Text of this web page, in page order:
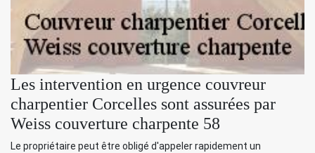
Les intervention en urgence couvreur
charpentier Corcelles sont assurées par
Weiss couverture charpente 58
Le propriétaire peut être obligé d'appeler rapidement un